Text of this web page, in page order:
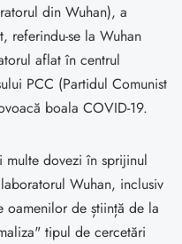
din Wuhan), a
referindu-se la Wuhan
aflat în centrul
PCC (Partidul Comunist
boala COVID-19.
dovezi în sprijinul
Wuhan, inclusiv
de știință de la
tipul de cercetări